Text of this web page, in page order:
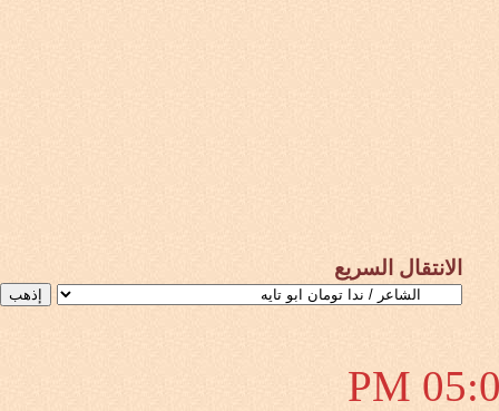
الانتقال السريع
05:00